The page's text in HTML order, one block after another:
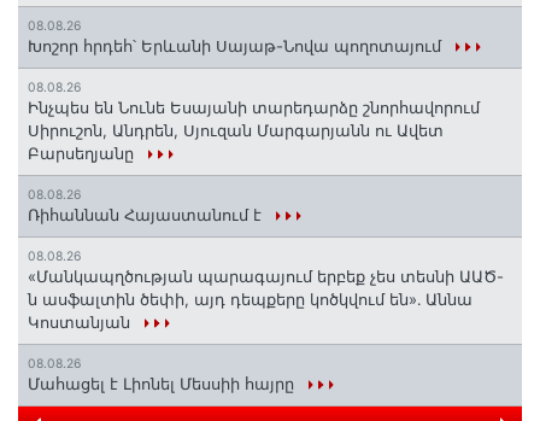
08.08.26
Խոշոր հրդեհ՝ Երևանի Սայաթ-Նովա պողոտայում
08.08.26
Ինչպես են Նունե Եսայանի տարեդարձը շնորհավորում
Սիրուշոն, Անդրեն, Սյուզան Մարգարյանն ու Ավետ
Բարսեղյանը
08.08.26
Ռիհաննան Հայաստանում է
08.08.26
«Մանկապղծության պարագայում երբեք չես տեսնի ԱԱԾ-
ն ասֆալտին ծեփի, այդ դեպքերը կոծկվում են»․ Աննա
Կոստանյան
08.08.26
Մահացել է Լիոնել Մեսսիի հայրը